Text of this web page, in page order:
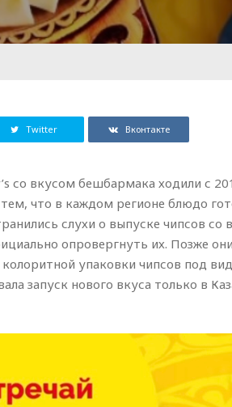
Twitter Вконтакте
со вкусом бешбармака ходили с
тем, что в каждом регионе блюдо
слухи о выпуске чипсов со
опровергнуть их. Позже
колоритной упаковки чипсов под
запуск нового вкуса только в